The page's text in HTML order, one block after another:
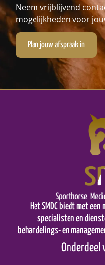
Neem vrijblijvend
mogelijkheden voor
Plan jouw afspraak in
Het SMDC biedt met
specialisten en
behandelings- en
Onderdeel